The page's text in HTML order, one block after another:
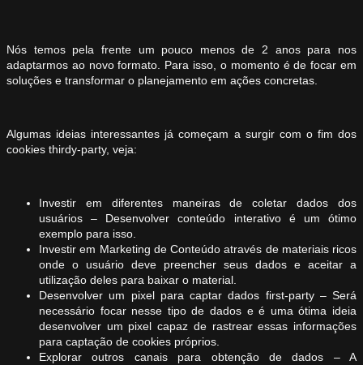
Nós temos pela frente um pouco menos de 2 anos para nos
adaptarmos ao novo formato. Para isso, o momento é de focar em
soluções e transformar o planejamento em ações concretas.
Algumas ideias interessantes já começam a surgir com o fim dos
cookies thirdy-party, veja:
Investir em diferentes maneiras de coletar dados dos
usuários – Desenvolver conteúdo interativo é um ótimo
exemplo para isso.
Investir em Marketing de Conteúdo através de materiais ricos
onde o usuário deve preencher seus dados e aceitar a
utilização deles para baixar o material.
Desenvolver um pixel para captar dados first-party – Será
necessário focar nesse tipo de dados e é uma ótima ideia
desenvolver um pixel capaz de rastrear essas informações
para captação de cookies próprios.
Explorar outros canais para obtenção de dados – A